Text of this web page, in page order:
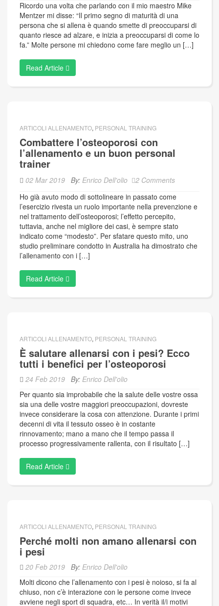
Ricordo una volta che parlando con il mio maestro Mike
Mentzer mi disse: “Il primo segno di maturità di una
persona che si allena è quando smette di preoccuparsi di
quanto riesce ad alzare, e inizia a preoccuparsi di come lo
fa.” Molte persone mi chiedono come fare meglio un […]
Read Article
ARTICOLI ALLENAMENTO, PERSONAL TRAINING
Combattere l’osteoporosi con
l’allenamento e un buon personal
trainer
02 Mar 2019 By: Enrico Dell'olio
2 Comments
Ho già avuto modo di sottolineare in passato come
l’esercizio rivesta un ruolo importante nella prevenzione e
nel trattamento dell’osteoporosi; l’effetto percepito,
tuttavia, anche nel migliore dei casi, è sempre stato
indicato come “modesto”. Per sfatare questo mito, uno
studio preliminare condotto in Australia ha dimostrato che
l’allenamento con i […]
Read Article
ARTICOLI ALLENAMENTO, PERSONAL TRAINING
È salutare allenarsi con i pesi? Ecco
tutti i benefici per l’osteoporosi
24 Feb 2019 By: Enrico Dell'olio
Per quanto sia improbabile che la salute delle vostre ossa
sia una delle vostre maggiori preoccupazioni, dovreste
invece considerare la cosa con attenzione. Durante i primi
decenni di vita il tessuto osseo è in costante
rinnovamento; mano a mano che il tempo passa il
processo progressivamente rallenta, con il risultato […]
Read Article
ARTICOLI ALLENAMENTO, PERSONAL TRAINING
Perché molti non amano allenarsi con
i pesi
20 Feb 2019 By: Enrico Dell'olio
Molti dicono che l’allenamento con i pesi è noioso, si fa al
chiuso, non c’è interazione con le persone come invece
avviene negli sport di squadra, etc… In verità il/i motivi